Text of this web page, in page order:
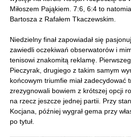
Miłoszem Pająkiem. 7:6, 6:4 to
Bartosza z Rafałem Tkaczewskim.
Niedzielny finał zapowiadał się
zawiedli oczekiwań obserwatorów i
tenisowi znakomitą reklamę.
Pieczyrak, drugiego z takim samym
końcowym triumfie miał zadecydować
zrezygnowali bowiem z krótszej opcji
na rzecz jeszcze jednej partii. Przy
Kocjana, później wygrał gema przy
po tytuł.